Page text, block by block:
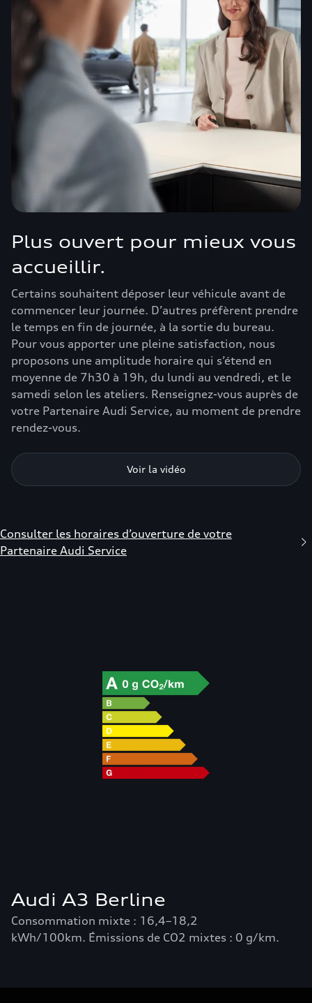
Plus ouvert pour mieux vous
accueillir.
Certains souhaitent déposer leur véhicule avant de
commencer leur journée. D’autres préfèrent prendre
le temps en fin de journée, à la sortie du bureau.
Pour vous apporter une pleine satisfaction, nous
proposons une amplitude horaire qui s’étend en
moyenne de 7h30 à 19h, du lundi au vendredi, et le
samedi selon les ateliers. Renseignez-vous auprès de
votre Partenaire Audi Service, au moment de prendre
rendez-vous.
Voir la vidéo
Consulter les horaires d’ouverture de votre
Partenaire Audi Service
Audi A3 Berline
Consommation mixte : 16,4–18,2
kWh/100km. Émissions de CO2 mixtes : 0 g/km.